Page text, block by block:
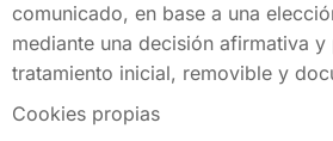
comunicado, en base a una
mediante una decisión afirmativa
tratamiento inicial, removible y
Cookies propias